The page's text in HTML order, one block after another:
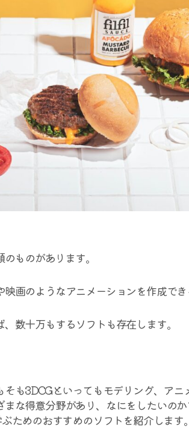
ものがあります。
画のようなアニメーションを作成でき
数十万もするソフトも存在します。
も3DCGといってもモデリング、アニ
な得意分野があり、なにをしたいの
ためのおすすめのソフトを紹介します。